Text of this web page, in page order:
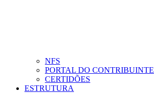
NFS
PORTAL DO CONTRIBUINTE
CERTIDÕES
ESTRUTURA